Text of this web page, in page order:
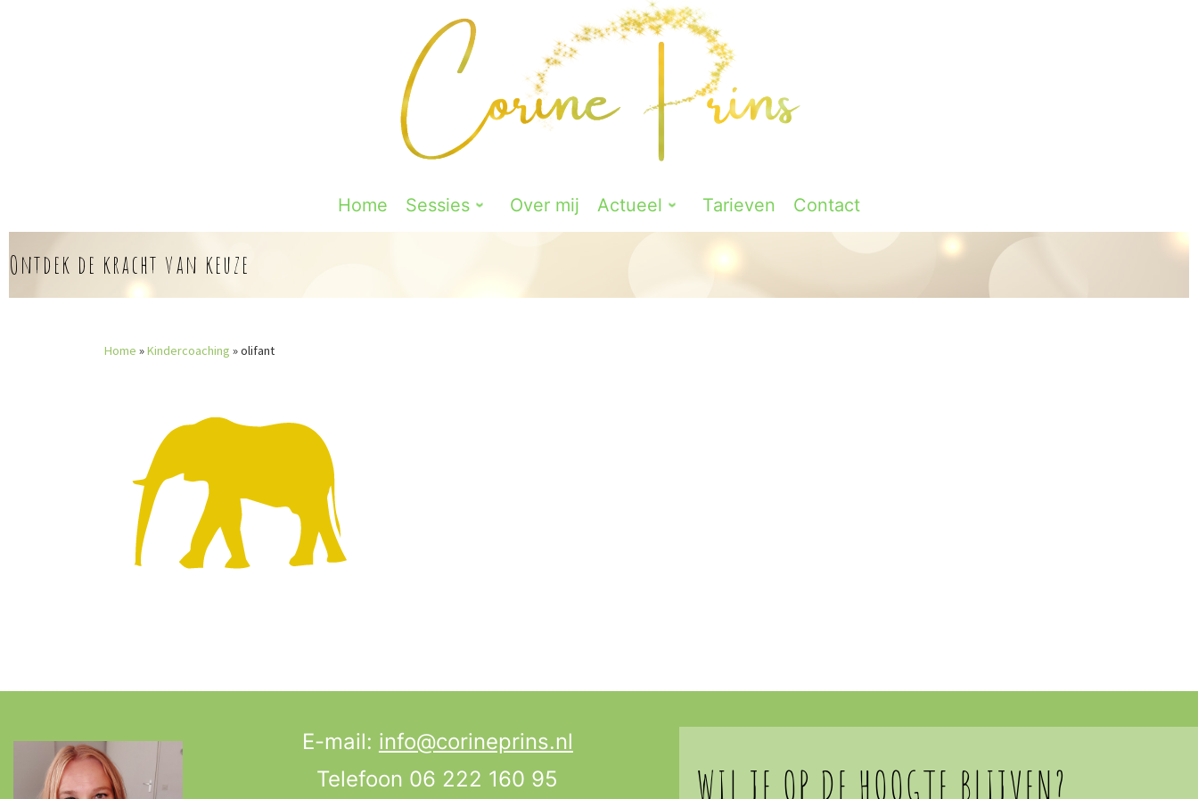
Home Sessies Over mij Actueel Tarieven Contact
Ontdek de kracht van keuze
Home »Kindercoaching »olifant
E-mail: info@corineprins.nl
Telefoon 06 222 160 95
WIL JE OP DE HOOGTE BLIJVEN?